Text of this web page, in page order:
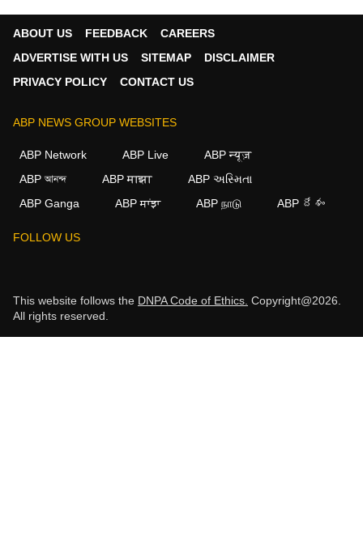
ABOUT US FEEDBACK
CAREERS
ADVERTISE WITH US
SITEMAP
DISCLAIMER
PRIVACY POLICY
CONTACT US
ABP NEWS GROUP WEBSITES
ABP Network ABP Live
ABP न्यूज़
ABP আনন্দ
ABP माझा
ABP અસ્મિતા
ABP Ganga
ABP ਸਾਂਝਾ ABP நாடு ABP దేశం
FOLLOW US
This website follows the DNPA Code of Ethics. Copyright@2026.
All rights reserved.